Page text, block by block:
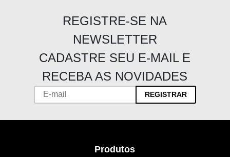
REGISTRE-SE NA
NEWSLETTER
CADASTRE SEU E-MAIL E
RECEBA AS NOVIDADES
REGISTRAR
Produtos